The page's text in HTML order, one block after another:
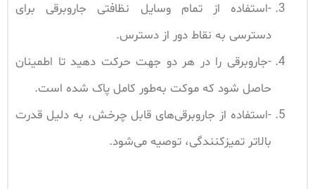
-استفاده از تمام وسایل نظافتی جاروبرقی برای
دسترسی به نقاط دور از دسترس.
-جاروبرقی را در هر دو جهت حرکت دهید تا اطمینان
حاصل شود که موکت به‌طور کامل پاک شده است.
-استفاده از جاروبرقی‌های قابل چرخش، به دلیل قدرت
بالاتر تمیزکنندگی، توصیه می‌شود.